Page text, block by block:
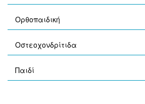
Ορθοπαιδική
Οστεοχονδρίτιδα
Παιδί